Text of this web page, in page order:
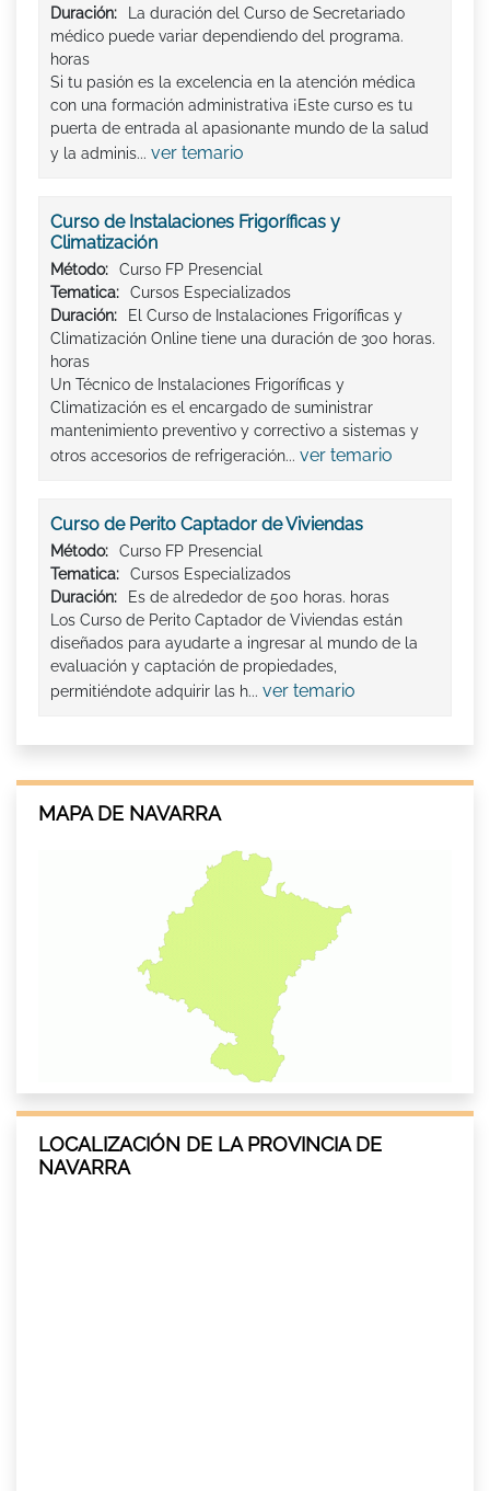
Duración:
La duración del Curso de Secretariado
médico puede variar dependiendo del programa.
horas
Si tu pasión es la excelencia en la atención médica
con una formación administrativa ¡Este curso es tu
puerta de entrada al apasionante mundo de la salud
y la adminis... ver temario
Curso de Instalaciones Frigoríficas y
Climatización
Método:
Curso FP Presencial
Tematica:
Cursos Especializados
Duración:
El Curso de Instalaciones Frigoríficas y
Climatización Online tiene una duración de 300 horas.
horas
Un Técnico de Instalaciones Frigoríficas y
Climatización es el encargado de suministrar
mantenimiento preventivo y correctivo a sistemas y
otros accesorios de refrigeración... ver temario
Curso de Perito Captador de Viviendas
Método:
Curso FP Presencial
Tematica:
Cursos Especializados
Duración:
Es de alrededor de 500 horas. horas
Los Curso de Perito Captador de Viviendas están
diseñados para ayudarte a ingresar al mundo de la
evaluación y captación de propiedades,
permitiéndote adquirir las h... ver temario
MAPA DE NAVARRA
LOCALIZACIÓN DE LA PROVINCIA DE
NAVARRA